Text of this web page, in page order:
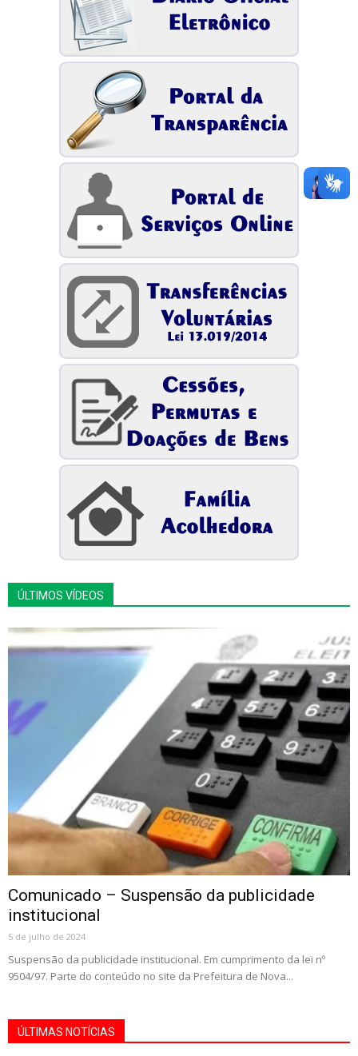
ÚLTIMOS VÍDEOS
Comunicado – Suspensão da publicidade
institucional
5 de julho de 2024
Suspensão da publicidade institucional. Em cumprimento da lei nº
9504/97. Parte do conteúdo no site da Prefeitura de Nova...
ÚLTIMAS NOTÍCIAS